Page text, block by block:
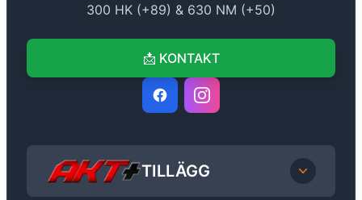
300 HK (+89) & 630 NM (+50)
📩 KONTAKT
TILLÄGG